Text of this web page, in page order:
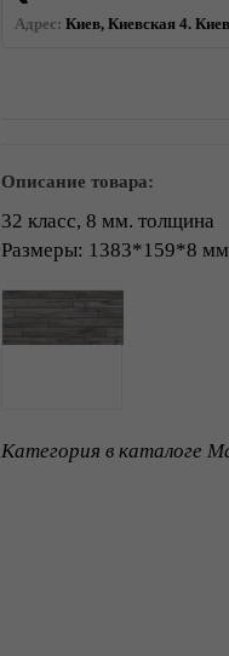
Адрес: Киев, Киевская 4.
Описание товара:
32 класс, 8 мм. толщина
Размеры: 1383*159*8
Категория в каталоге